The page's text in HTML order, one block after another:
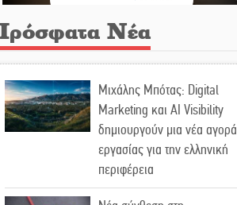
Νέα
Μιχάλης Μπότας: Digital
Marketing και AI Visibility
δημιουργούν μια νέα αγορά
εργασίας για την ελληνική
περιφέρεια